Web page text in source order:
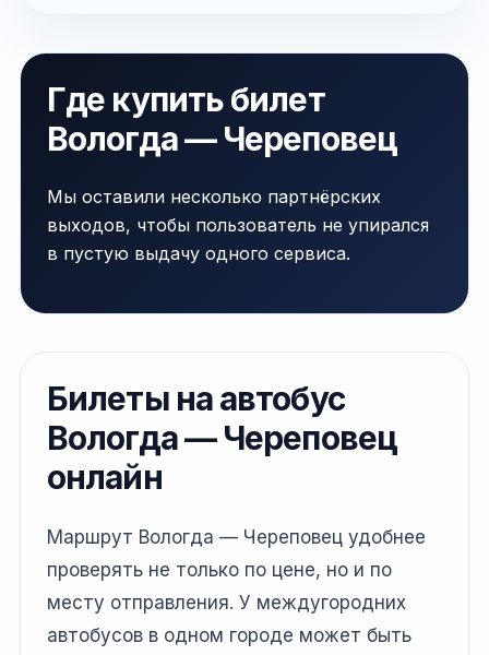
Где купить билет
Вологда — Череповец
Мы оставили несколько партнёрских
выходов, чтобы пользователь не упирался
в пустую выдачу одного сервиса.
Билеты на автобус
Вологда — Череповец
онлайн
Маршрут Вологда — Череповец удобнее
проверять не только по цене, но и по
месту отправления. У междугородних
автобусов в одном городе может быть